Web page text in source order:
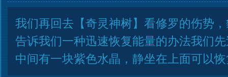
我们再回去【奇灵神树】看修罗的伤势
告诉我们一种迅速恢复能量的办法我们
中间有一块紫色水晶，静坐在上面可以